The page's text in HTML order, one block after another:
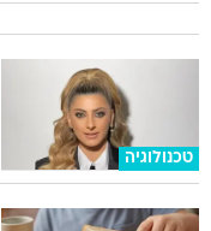
טכנולוגיה